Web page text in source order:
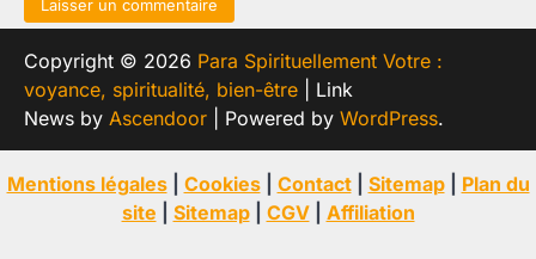
Copyright © 2026 Para Spirituellement Votre :
voyance, spiritualité, bien-être | Link
News by Ascendoor | Powered by WordPress.
Mentions légales| Cookies| Contact| Sitemap| Plan du
site
Sitemap| CGV| Affiliation